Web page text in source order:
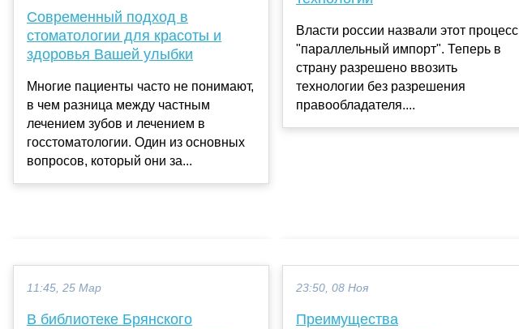
Современный подход в
стоматологии для красоты и
здоровья Вашей улыбки
Многие пациенты часто не понимают,
в чем разница между частным
лечением зубов и лечением в
госстоматологии. Один из основных
вопросов, который они за...
Власти россии назвали этот процесс
"параллельный импорт". Теперь в
страну разрешено ввозить
технологии без разрешения
правообладателя....
11:45, 25 Мар
В библиотеке Брянского
23:50, 08 Ноя
Преимущества